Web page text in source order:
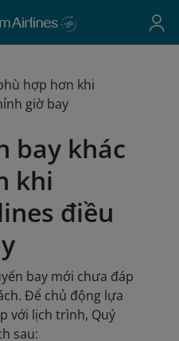
hợp hơn khi
giờ bay
bay khác
khi
điều
bay mới chưa đáp
Để chủ động lựa
với lịch trình, Quý
sau: